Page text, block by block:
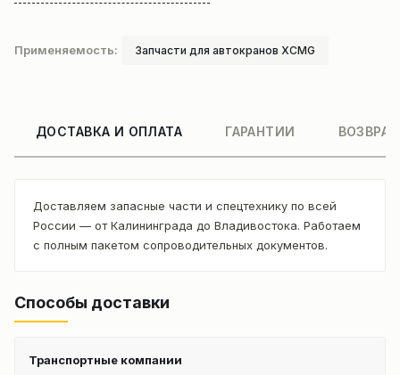
Применяемость: Запчасти для автокранов XCMG
ДОСТАВКА И ОПЛАТА ГАРАНТИИ
Доставляем запасные части и спецтехнику по всей
России — от Калининграда до Владивостока. Работаем
с полным пакетом сопроводительных документов.
Способы доставки
Транспортные компании